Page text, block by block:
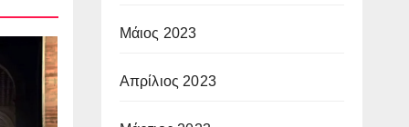
Μάιος 2023
Απρίλιος 2023